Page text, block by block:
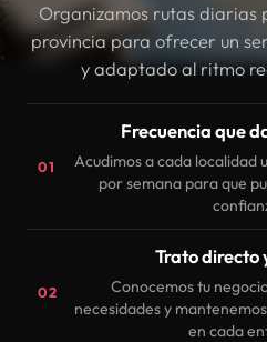
Organizamos rutas diarias
provincia para ofrecer un
y adaptado al ritmo
01
Frecuencia que
Acudimos a cada localidad
por semana para que
02
Trato directo
Conocemos tu
necesidades y
en cada